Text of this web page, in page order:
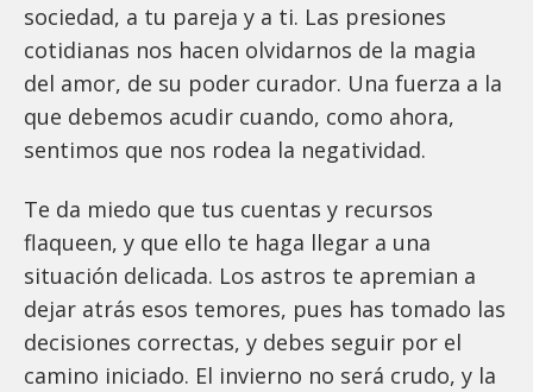
sociedad, a tu pareja y a ti. Las presiones
cotidianas nos hacen olvidarnos de la magia
del amor, de su poder curador. Una fuerza a la
que debemos acudir cuando, como ahora,
sentimos que nos rodea la negatividad.
Te da miedo que tus cuentas y recursos
flaqueen, y que ello te haga llegar a una
situación delicada. Los astros te apremian a
dejar atrás esos temores, pues has tomado las
decisiones correctas, y debes seguir por el
camino iniciado. El invierno no será crudo, y la